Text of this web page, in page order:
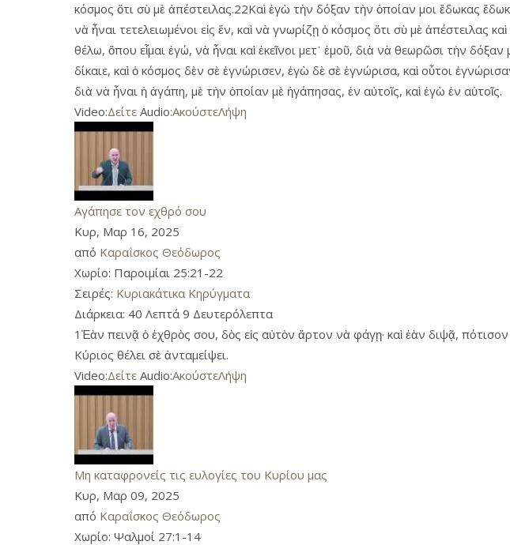
κόσμος ὅτι σὺ μὲ ἀπέστειλας.22Καὶ ἐγὼ τὴν δόξαν τὴν ὁποίαν μοι ἔδωκας
νὰ ἦναι τετελειωμένοι εἰς ἕν, καὶ νὰ γνωρίζῃ ὁ κόσμος ὅτι σὺ μὲ
θέλω, ὅπου εἶμαι ἐγώ, νὰ ἦναι καὶ ἐκεῖνοι μετ᾿ ἐμοῦ, διὰ νὰ θεωρῶσι τὴν
δίκαιε, καὶ ὁ κόσμος δὲν σὲ ἐγνώρισεν, ἐγὼ δὲ σὲ ἐγνώρισα, καὶ οὗτοι
διὰ νὰ ἦναι ἡ ἀγάπη, μὲ τὴν ὁποίαν μὲ ἠγάπησας, ἐν αὐτοῖς, καὶ ἐγὼ ἐν αὐτοῖς.
Video:Δείτε Audio:ΑκούστεΛήψη
Αγάπησε τον εχθρό σου
Κυρ, Μαρ 16, 2025
από Καραΐσκος Θεόδωρος
Χωρίο: Παροιμίαι 25:21-22
Σειρές: Κυριακάτικα Κηρύγματα
Διάρκεια: 40 Λεπτά 9 Δευτερόλεπτα
1Ἐὰν πεινᾷ ὁ ἐχθρὸς σου, δὸς εἰς αὐτὸν ἄρτον νὰ φάγῃ· καὶ ἐὰν διψᾷ,
Κύριος θέλει σὲ ἀνταμείψει.
Video:Δείτε Audio:ΑκούστεΛήψη
Μη καταφρονείς τις ευλογίες του Κυρίου μας
Κυρ, Μαρ 09, 2025
από Καραΐσκος Θεόδωρος
Χωρίο: Ψαλμοί 27:1-14